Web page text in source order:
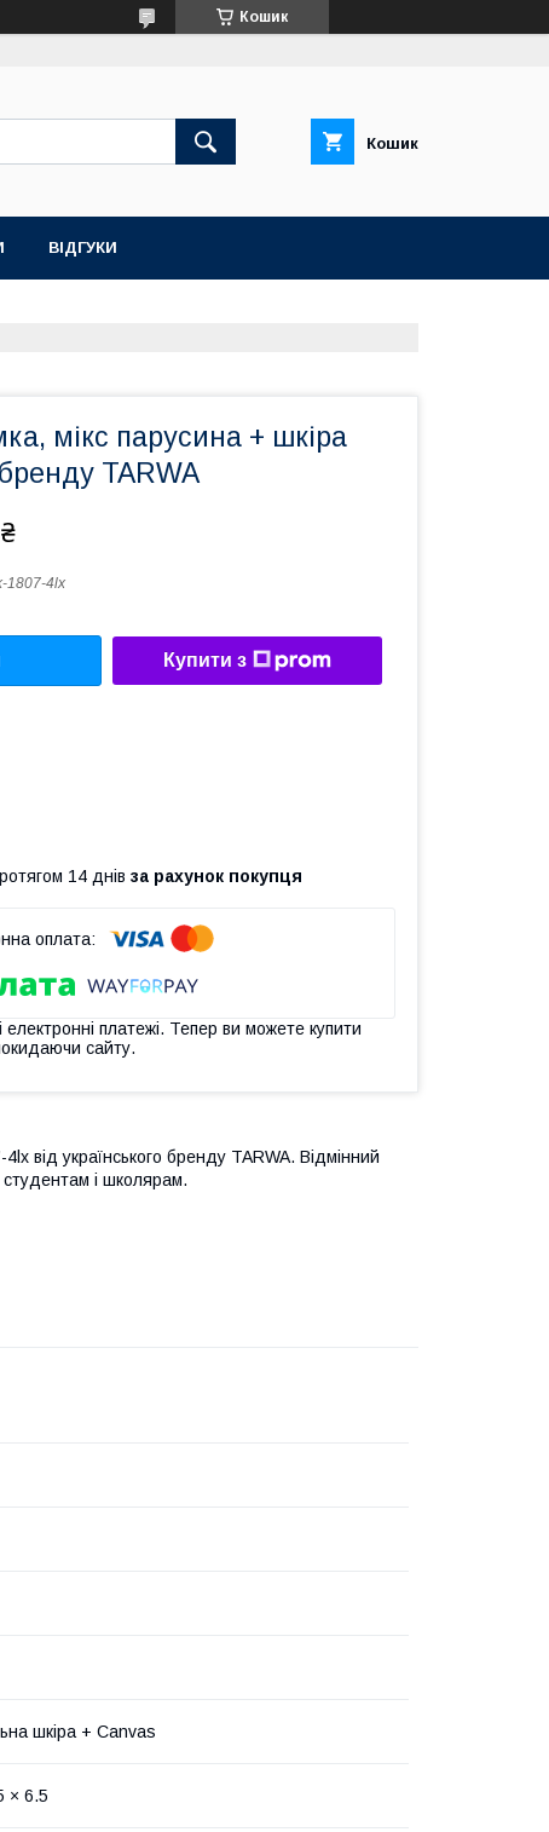
Кошик
Кошик
ВІДГУКИ
мікс парусина + шкіра
TARWA
1807-4lx
Купити з
14 днів за рахунок покупця
електронні платежі. Тепер ви можете купити
сайту.
від українського бренду TARWA. Відмінний
і школярам.
шкіра + Canvas
× 6.5